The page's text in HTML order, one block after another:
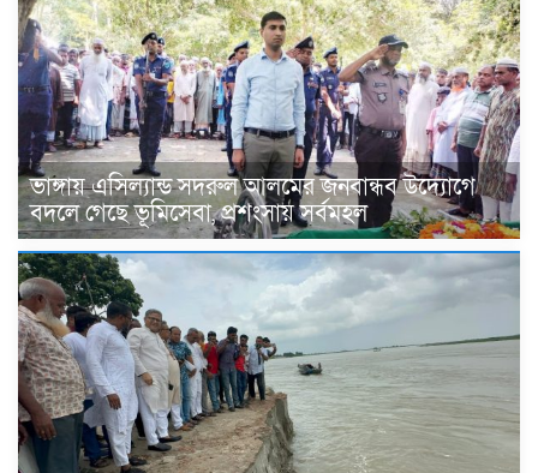
ভাঙ্গায় এসিল্যান্ড সদরুল আলমের জনবান্ধব উদ্যোগে
বদলে গেছে ভূমিসেবা, প্রশংসায় সর্বমহল